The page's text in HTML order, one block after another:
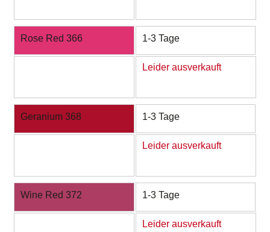
Rose Red 366 1-3 Tage
Leider ausverkauft
Geranium 368 1-3 Tage
Leider ausverkauft
Wine Red 372 1-3 Tage
Leider ausverkauft